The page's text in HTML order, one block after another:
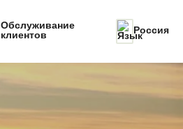
Обслуживание
клиентов
Россия